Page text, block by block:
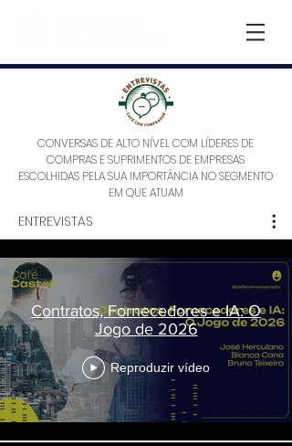
CONVERSAS DE ALTO NÍVEL COM LÍDERES DE
COMPRAS E SUPRIMENTOS DE EMPRESAS
ESCOLHIDAS PELA SUA IMPORTÂNCIA NO SEGMENTO
EM QUE ATUAM
ENTREVISTAS
Contratos, Fornecedores e IA: O
Jogo de 2026
Reproduzir vídeo